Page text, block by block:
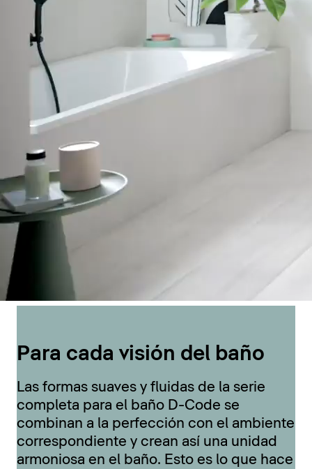
Para cada visión del baño
Las formas suaves y fluidas de la serie
completa para el baño D-Code se
combinan a la perfección con el ambiente
correspondiente y crean así una unidad
armoniosa en el baño. Esto es lo que hace